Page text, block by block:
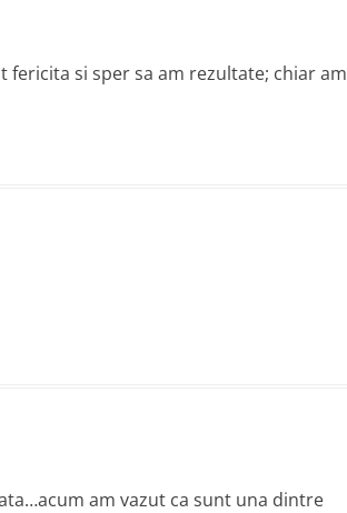
si sper sa am rezultate; chiar am
am vazut ca sunt una dintre